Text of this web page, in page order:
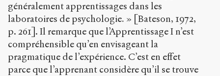
généralement apprentissages dans les
laboratoires de psychologie. » [Bateson, 1972,
p. 261]. Il remarque que l’Apprentissage I n’est
compréhensible qu’en envisageant la
pragmatique de l’expérience. C’est en effet
parce que l’apprenant considère qu’il se trouve